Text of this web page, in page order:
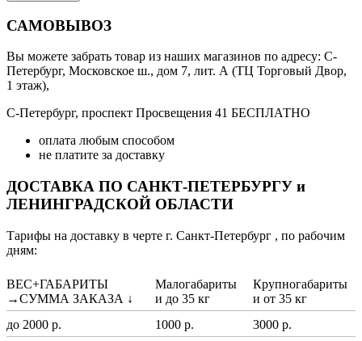
САМОВЫВОЗ
Вы можете забрать товар из наших магазинов по адресу: С-
Петербург, Московское ш., дом 7, лит. А (ТЦ Торговый Двор,
1 этаж),
С-Петербург, проспект Просвещения 41 БЕСПЛАТНО
оплата любым способом
не платите за доставку
ДОСТАВКА ПО САНКТ-ПЕТЕРБУРГУ и
ЛЕНИНГРАДСКОЙ ОБЛАСТИ
Тарифы на доставку в черте г. Санкт-Петербург , по рабочим
дням:
ВЕС+ГАБАРИТЫ
→СУММА ЗАКАЗА ↓
Малогабариты
и до 35 кг
Крупногабариты
и от 35 кг
до 2000 р.
1000 р.
3000 р.